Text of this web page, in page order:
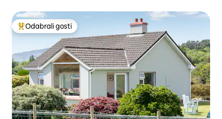
Među najviše rangiranima s oznakom „Odabrali gosti”
Odabrali gosti